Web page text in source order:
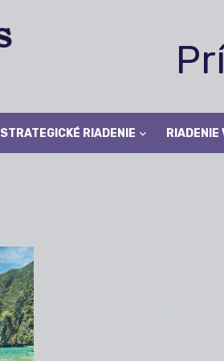
STRATEGICKÉ RIADENIE